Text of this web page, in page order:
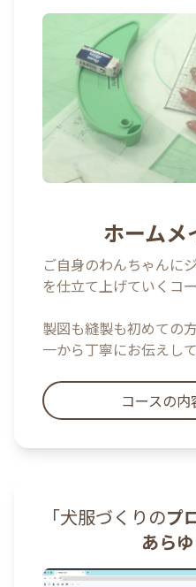
ホームメ
ご自身のわんちゃんに
を仕立て上げていくコー
製図も縫製も初めての
一から丁寧にお伝えして
コースの
「犬服づくりのプ
あら